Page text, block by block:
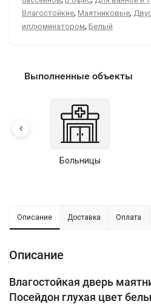
Влагостойкие, Маятниковые,
иллюминатором, Белый
Выполненные объекты
Больницы
Описание Доставка Оплата
Описание
Влагостойкая дверь
Посейдон глухая цвет